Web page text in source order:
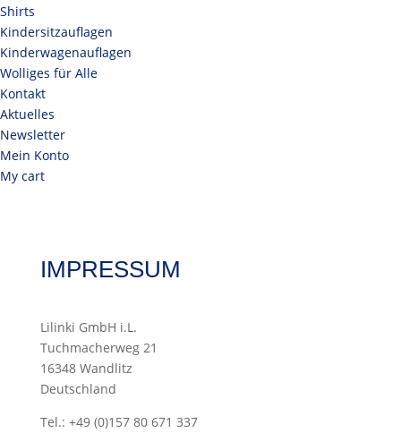
Shirts
Kindersitzauflagen
Kinderwagenauflagen
Wolliges für Alle
Kontakt
Aktuelles
Newsletter
Mein Konto
My cart
IMPRESSUM
Lilinki GmbH i.L.
Tuchmacherweg 21
16348 Wandlitz
Deutschland
Tel.: +49 (0)157 80 671 337